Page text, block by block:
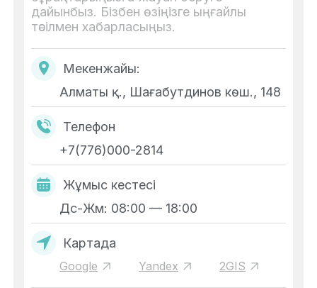
дайынбыз. Бізбен өзіңізге ыңғайлы
тәсілмен хабарласыңыз.
Мекенжайы:
Алматы қ., Шағабутдинов көш., 148
Телефон
+7(776)000-2814
Жұмыс кестесі
Дс-Жм: 08:00 — 18:00
Картада
Google Yandex 2GIS